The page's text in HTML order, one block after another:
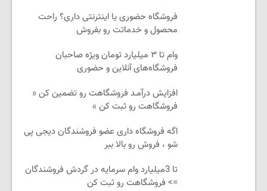
فروشگاه حضوری یا اینترنتی داری؟ راحت
محصول و خدماتت رو بفروش
وام تا ۳ میلیارد تومان ویژه صاحبان
فروشگاه‌های آنلاین و حضوری
افزایش درآمـد فروشگاهت رو تضمین کن «
فروشگاهت رو ثبت کن »
اگه فروشگاه داری عضو فروشندگان دیجی پی
شو ، فروش رو بالا ببر
تا 3میلیارد وام سرمایه در گردش فروشندگان
=> فروشگاهت رو ثبت کن